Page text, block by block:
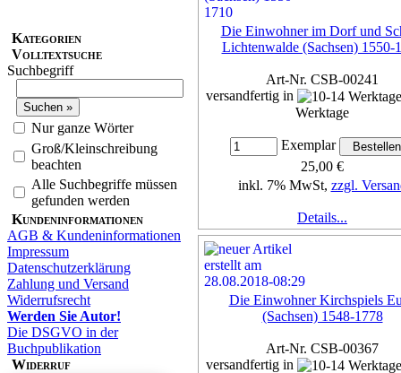
Kategorien
Volltextsuche
Suchbegriff
Nur ganze Wörter
Groß/Kleinschreibung
beachten
Alle Suchbegriffe müssen
gefunden werden
Kundeninformationen
AGB & Kundeninformationen
Impressum
Datenschutzerklärung
Zahlung und Versand
Widerrufsrecht
Werden Sie Autor!
Die DSGVO in der
Buchpublikation
Widerruf
Die Einwohner im Dorf und
Lichtenwalde (Sachsen) 1550-
Art-Nr. CSB-00241
versandfertig in
Werktage
Exemplar
25,00 €
inkl. 7% MwSt, zzgl.
Details...
Die Einwohner Kirchspiels
(Sachsen) 1548-1778
Art-Nr. CSB-00367
versandfertig in